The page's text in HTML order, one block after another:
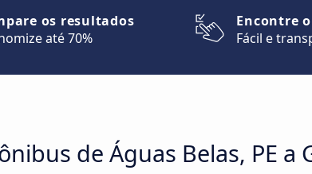
os resultados
até 70%
Encontre
Fácil e
de Águas Belas, PE a